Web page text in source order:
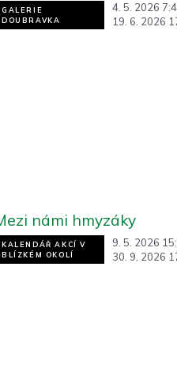
GALERIE
DOUBRAVKA
4. 5. 2026
19. 6. 2026
KALENDÁŘ AKCÍ V
BLÍZKÉM OKOLÍ
9. 5. 2026
30. 9. 2026
námi hmyzáky